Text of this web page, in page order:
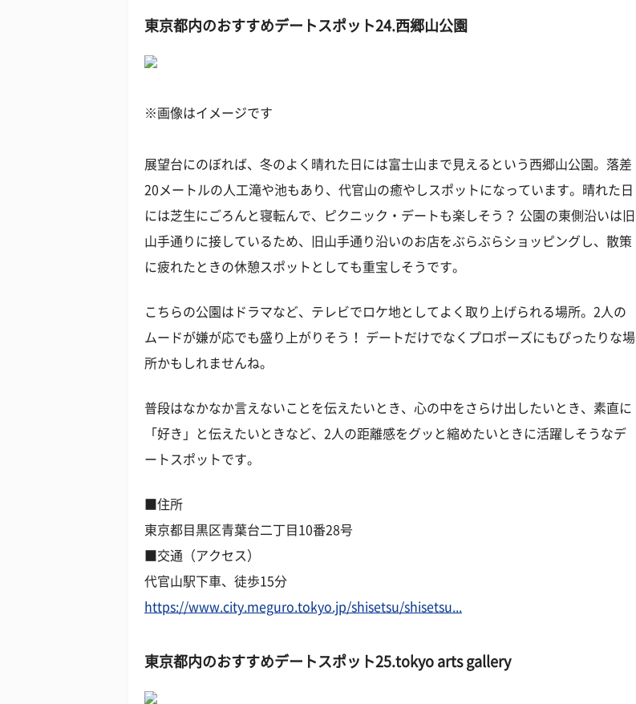
東京都内のおすすめデートスポット24.西郷山公園
※画像はイメージです
展望台にのぼれば、冬のよく晴れた日には富士山まで見えるという西郷山公園。落差
20メートルの人工滝や池もあり、代官山の癒やしスポットになっています。晴れた日
には芝生にごろんと寝転んで、ピクニック・デートも楽しそう？ 公園の東側沿いは旧
山手通りに接しているため、旧山手通り沿いのお店をぶらぶらショッピングし、散策
に疲れたときの休憩スポットとしても重宝しそうです。
こちらの公園はドラマなど、テレビでロケ地としてよく取り上げられる場所。2人の
ムードが嫌が応でも盛り上がりそう！ デートだけでなくプロポーズにもぴったりな場
所かもしれませんね。
普段はなかなか言えないことを伝えたいとき、心の中をさらけ出したいとき、素直に
「好き」と伝えたいときなど、2人の距離感をグッと縮めたいときに活躍しそうなデ
ートスポットです。
■住所
東京都目黒区青葉台二丁目10番28号
■交通（アクセス）
代官山駅下車、徒歩15分
https://www.city.meguro.tokyo.jp/shisetsu/shisetsu...
東京都内のおすすめデートスポット25.tokyo arts gallery